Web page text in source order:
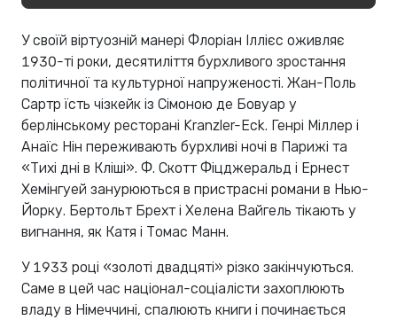
У своїй віртуозній манері Флоріан Іллієс оживляє
1930-ті роки, десятиліття бурхливого зростання
політичної та культурної напруженості. Жан-Поль
Сартр їсть чізкейк із Сімоною де Бовуар у
берлінському ресторані Kranzler-Eck. Генрі Міллер і
Анаїс Нін переживають бурхливі ночі в Парижі та
«Тихі дні в Кліші». Ф. Скотт Фіцджеральд і Ернест
Хемінгуей занурюються в пристрасні романи в Нью-
Йорку. Бертольт Брехт і Хелена Вайгель тікають у
вигнання, як Катя і Томас Манн.
У 1933 році «золоті двадцяті» різко закінчуються.
Саме в цей час націонал-соціалісти захоплюють
владу в Німеччині, спалюють книги і починається